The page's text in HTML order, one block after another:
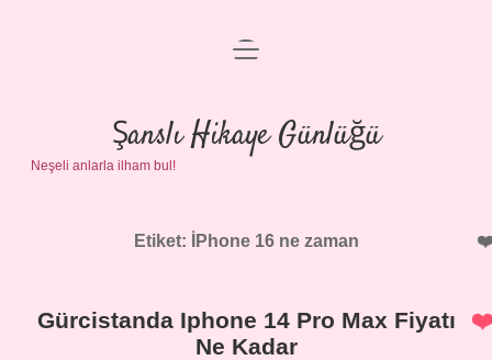
Anasayfa
Gizlilik Politikası
menüyü
Şanslı Hikaye Günlüğü
Neşeli anlarla ilham bul!
Etiket: İPhone 16 ne zaman
Gürcistanda Iphone 14 Pro Max Fiyatı
Ne Kadar